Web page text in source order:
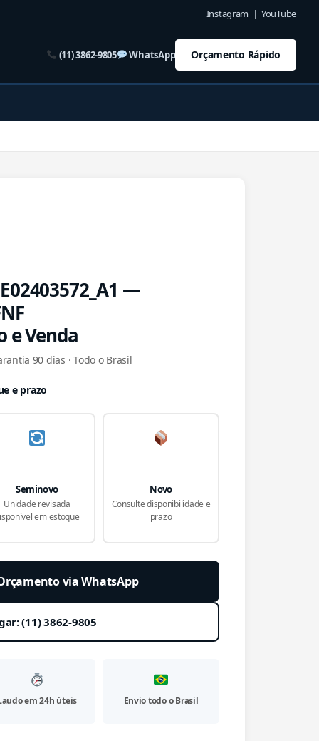
Instagram | YouTube
(11) 3862-9805 WhatsApp Orçamento Rápido
—
e Venda
90 dias · Todo o Brasil
e prazo
Seminovo
Unidade revisada
em estoque
Novo
Consulte disponibilidade e
prazo
via WhatsApp
(11) 3862-9805
em 24h úteis Envio todo o Brasil